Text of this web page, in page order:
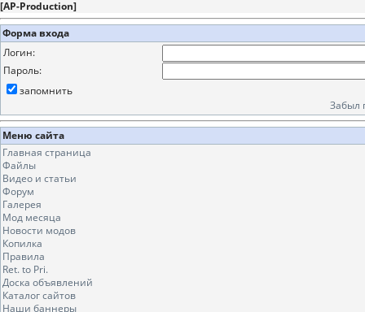
[AP-Production]
Форма входа
Логин:
Пароль:
запомнить
Забыл
Меню сайта
Главная страница
Файлы
Видео и статьи
Форум
Галерея
Мод месяца
Новости модов
Копилка
Правила
Ret. to Pri.
Доска объявлений
Каталог сайтов
Наши баннеры